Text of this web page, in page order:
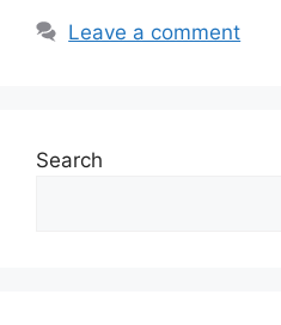
Leave a comment
Search